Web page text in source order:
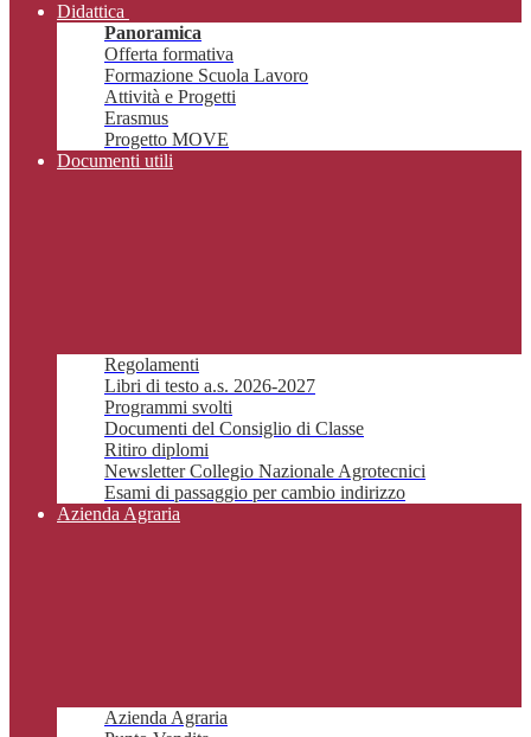
Didattica
Panoramica
Offerta formativa
Formazione Scuola Lavoro
Attività e Progetti
Erasmus
Progetto MOVE
Documenti utili
Regolamenti
Libri di testo a.s. 2026-2027
Programmi svolti
Documenti del Consiglio di Classe
Ritiro diplomi
Newsletter Collegio Nazionale Agrotecnici
Esami di passaggio per cambio indirizzo
Azienda Agraria
Azienda Agraria